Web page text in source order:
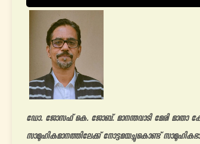
ഡോ. ജോസഫ് കെ. ജോബ്. മാനന്തവാടി മേരി മാതാ
സാമൂഹികമാനത്തിലേക്ക് നോട്ടമയച്ചുകൊണ്ട്